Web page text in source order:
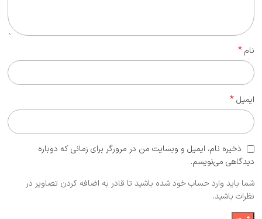
نام*
ایمیل*
ذخیره نام، ایمیل و وبسایت من در مرورگر برای زمانی که دوباره
دیدگاهی می‌نویسم.
شما باید وارد حساب خود شده باشید تا قادر به اضافه کردن تصاویر در
نظرات باشید.